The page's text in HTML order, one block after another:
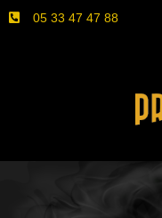
 05 33 47 47 88